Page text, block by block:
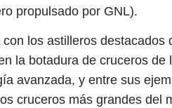
propulsado por GNL).
los astilleros destacados
la botadura de cruceros
avanzada, y entre sus
cruceros más grandes del